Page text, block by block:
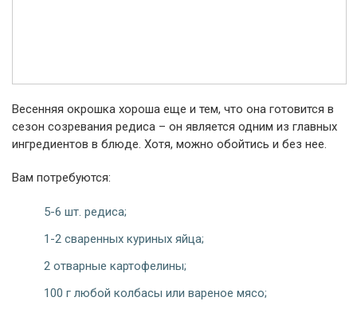
Весенняя окрошка хороша еще и тем, что она готовится в
сезон созревания редиса – он является одним из главных
ингредиентов в блюде. Хотя, можно обойтись и без нее.
Вам потребуются:
5-6 шт. редиса;
1-2 сваренных куриных яйца;
2 отварные картофелины;
100 г любой колбасы или вареное мясо;